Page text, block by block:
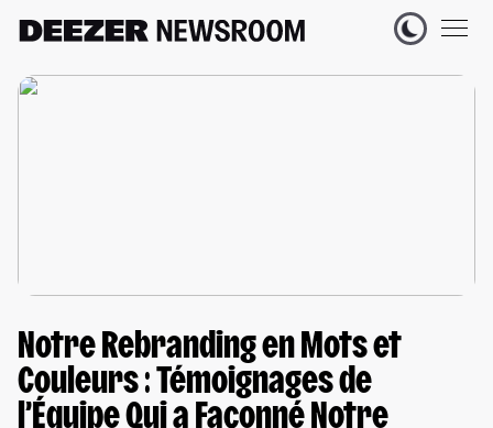
Notre Rebranding en Mots et
Couleurs : Témoignages de
l’Équipe Qui a Façonné Notre